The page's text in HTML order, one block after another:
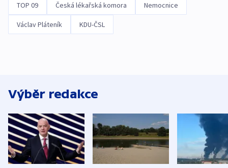
TOP 09 Česká lékařská komora Nemocnice
Václav Pláteník KDU-ČSL
Výběr redakce